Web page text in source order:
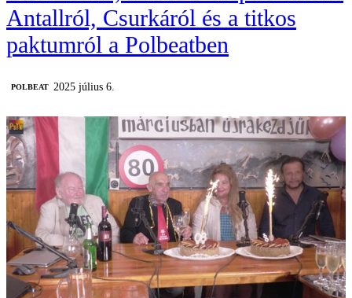
Antallról, Csurkáról és a titkos
paktumról a Polbeatben
‎POLBEAT 2025 július 6.